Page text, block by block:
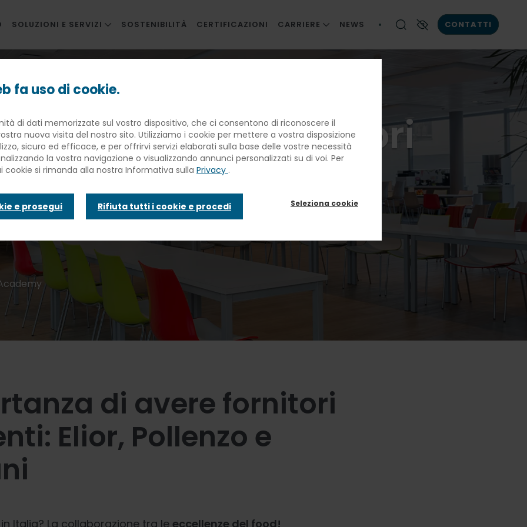
SOLUZIONI E SERVIZI
RISTORAZIONE AZIENDALE
RISTORAZIONE INNOVATIVA
SANITÀ
BANQUETING
TRAVEL CATERING
INFANZIA E WELFARE
SOSTENIBILITÀ CERTIFICAZIONI CARRIERE
LE NOSTRE PERSONE
NEWS CONTATTI
di avere fornitori
Elior, Pollenzo e
di avere fornitori
Elior, Pollenzo e
Italia? La collaborazione tra le eccellenze del food!
fa uso di cookie.
di dati memorizzate sul vostro dispositivo, che ci consentono di riconoscere il
nuova visita del nostro sito. Utilizziamo i cookie per mettere a vostra disposizione
sicuro ed efficace, e per offrirvi servizi elaborati sulla base delle vostre necessità
la vostra navigazione o visualizzando annunci personalizzati su di voi. Per
cookie si rimanda alla nostra Informativa sulla Privacy .
e prosegui Rifiuta tutti i cookie e procedi Seleziona cookie